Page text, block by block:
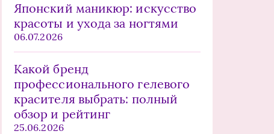
Японский маникюр: искусство
красоты и ухода за ногтями
06.07.2026
Какой бренд
профессионального гелевого
красителя выбрать: полный
обзор и рейтинг
25.06.2026